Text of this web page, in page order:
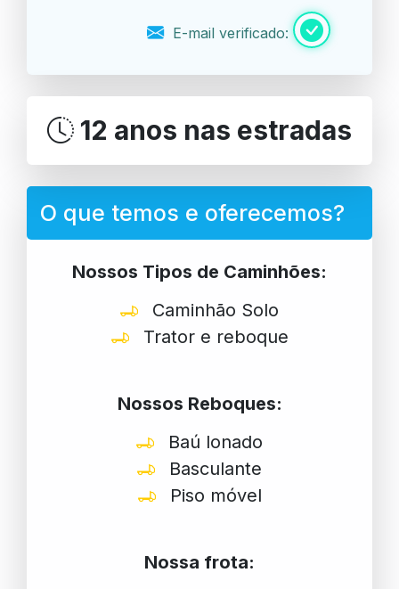
E-mail verificado:
12 anos nas estradas
O que temos e oferecemos?
Nossos Tipos de Caminhões:
Caminhão Solo
Trator e reboque
Nossos Reboques:
Baú lonado
Basculante
Piso móvel
Nossa frota: